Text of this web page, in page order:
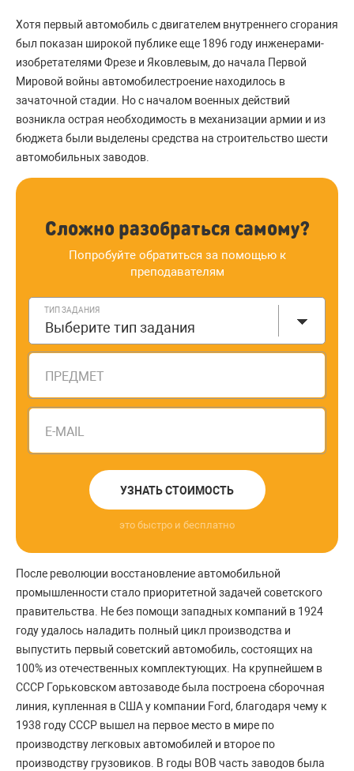
Хотя первый автомобиль с двигателем внутреннего сгорания
был показан широкой публике еще 1896 году инженерами-
изобретателями Фрезе и Яковлевым, до начала Первой
Мировой войны автомобилестроение находилось в
зачаточной стадии. Но с началом военных действий
возникла острая необходимость в механизации армии и из
бюджета были выделены средства на строительство шести
автомобильных заводов.
Сложно разобраться самому?
Попробуйте обратиться за помощью к
преподавателям
ТИП ЗАДАНИЯ
Выберите тип задания
ПРЕДМЕТ
E-MAIL
УЗНАТЬ СТОИМОСТЬ
это быстро и бесплатно
После революции восстановление автомобильной
промышленности стало приоритетной задачей советского
правительства. Не без помощи западных компаний в 1924
году удалось наладить полный цикл производства и
выпустить первый советский автомобиль, состоящих на
100% из отечественных комплектующих. На крупнейшем в
СССР Горьковском автозаводе была построена сборочная
линия, купленная в США у компании Ford, благодаря чему к
1938 году СССР вышел на первое место в мире по
производству легковых автомобилей и второе по
производству грузовиков. В годы ВОВ часть заводов была